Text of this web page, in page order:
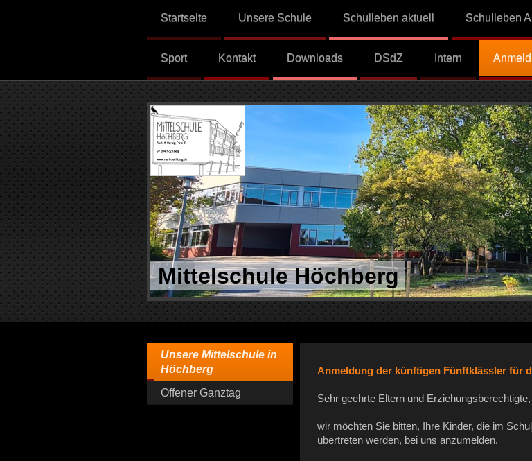
Startseite Unsere Schule Schulleben aktuell Schulleben
Sport Kontakt Downloads DSdZ Intern
Mittelschule Höchberg
Unsere Mittelschule in
Höchberg
Offener Ganztag
Anmeldung der künftigen Fünftklässler für
Sehr geehrte Eltern und Erziehungsberechtigte,
wir möchten Sie bitten, Ihre Kinder, die im
übertreten werden, bei uns anzumelden.